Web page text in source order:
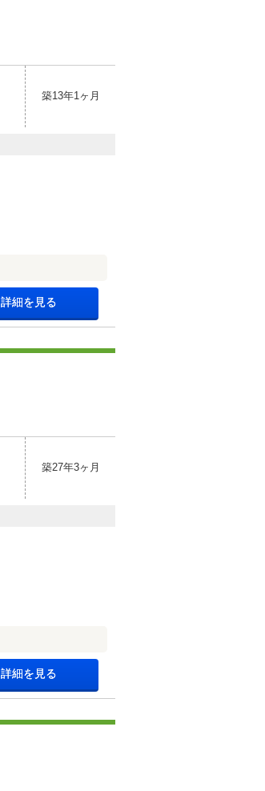
築13年1ヶ月
詳細を見る
築27年3ヶ月
詳細を見る